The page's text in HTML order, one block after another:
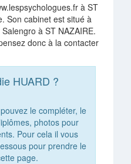
à ST
Son cabinet est situé à
à ST NAZAIRE.
donc à la contacter
HUARD ?
le compléter, le
photos pour
Pour cela il vous
pour prendre le
page.